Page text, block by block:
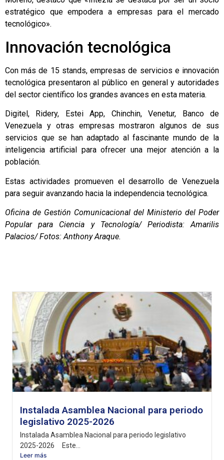
estratégico que empodera a empresas para el mercado
tecnológico».
Innovación tecnológica
Con más de 15 stands, empresas de servicios e innovación
tecnológica presentaron al público en general y autoridades
del sector científico los grandes avances en esta materia.
Digitel, Ridery, Estei App, Chinchin, Venetur, Banco de
Venezuela y otras empresas mostraron algunos de sus
servicios que se han adaptado al fascinante mundo de la
inteligencia artificial para ofrecer una mejor atención a la
población.
Estas actividades promueven el desarrollo de Venezuela
para seguir avanzando hacia la independencia tecnológica.
Oficina de Gestión Comunicacional del Ministerio del Poder
Popular para Ciencia y Tecnología/ Periodista: Amarilis
Palacios/ Fotos: Anthony Araque.
Instalada Asamblea Nacional para periodo
legislativo 2025-2026
Instalada Asamblea Nacional para periodo legislativo
2025-2026 Este...
Leer más